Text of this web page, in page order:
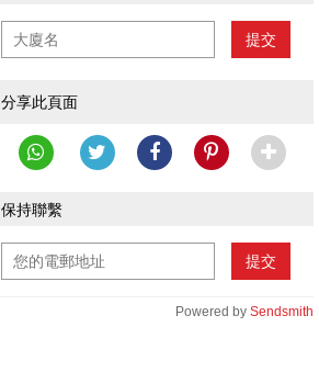
提交
分享此頁面
保持聯繫
提交
Powered by Sendsmith